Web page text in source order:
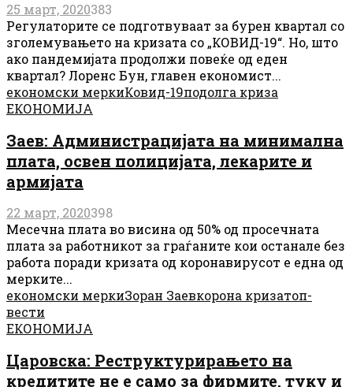
25 март, 2020383
Регулаторите се подготвуваат за бурен квартал со
зголемувањето на кризата со „КОВИД-19“. Но, што
ако пандемијата продолжи повеќе од еден
квартал? Лоренс Бун, главен економист...
економски меркиКовид-19подолга криза
ЕКОНОМИЈА
Заев: Администрацијата на минимална
плата, освен полицијата, лекарите и
армијата
22 март, 2020398
Месечна плата во висина од 50% од просечната
плата за работникот за граѓаните кои останале без
работа поради кризата од коронавирусот е една од
мерките...
економски меркиЗоран Заевкорона кризатоп-
вести
ЕКОНОМИЈА
Царовска: Реструктурирањето на
кредитите не е само за фирмите, туку и